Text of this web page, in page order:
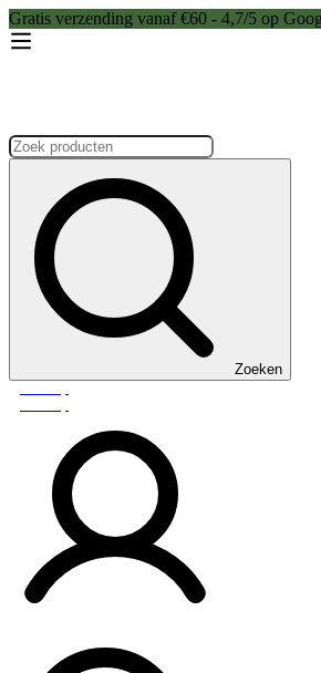
Gratis verzending vanaf €60 - 4,7/5 op
Zoeken:
Zoeken